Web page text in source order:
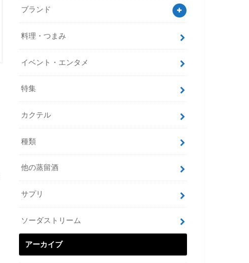
ブランド
料理・つまみ
イベント・エンタメ
特集
カクテル
種類
他の蒸留酒
サプリ
ソーダストリーム
アーカイブ